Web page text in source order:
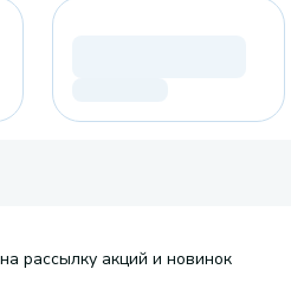
рассылку акций и новинок